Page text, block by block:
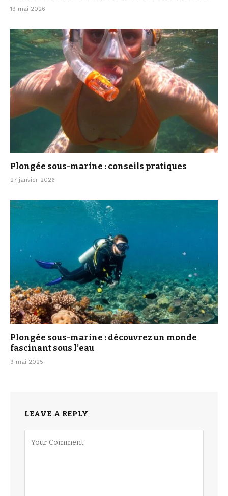
19 mai 2026
Plongée sous-marine : conseils pratiques
27 janvier 2026
Plongée sous-marine : découvrez un monde
fascinant sous l’eau
9 mai 2025
LEAVE A REPLY